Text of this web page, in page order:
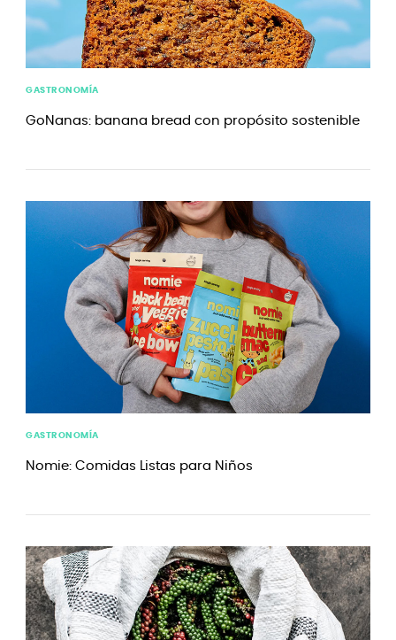
GASTRONOMÍA
GoNanas: banana bread con propósito sostenible
GASTRONOMÍA
Nomie: Comidas Listas para Niños